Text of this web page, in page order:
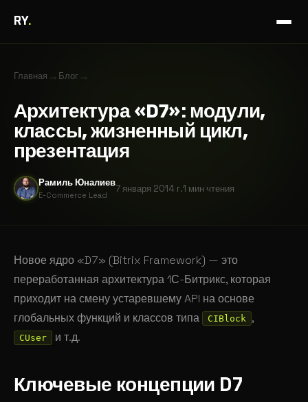
RY.
Главная → Блог →
Архитектура «D7»: модули,
классы, жизненный цикл,
презентация
Рамиль Юналиев
E-Commerce Lead
7 января 2014 г.1 мин чтения
Новое ядро «D7» (Bitrix Framework) — это
переработанная архитектура 1С-Битрикс, которая
приходит на смену устаревшему API на основе
глобальных функций и классов типа
CIBlock ,
CUser и т.д.
Ключевые концепции D7